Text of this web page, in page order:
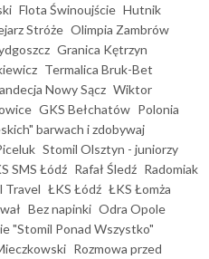
Flota Świnoujście Hutnik
Stróże Olimpia Zambrów
Granica Kętrzyn
Termalica Bruk-Bet
Nowy Sącz Wiktor
GKS Bełchatów Polonia
barwach i zdobywaj
Stomil Olsztyn - juniorzy
SMS Łódź Rafał Śledź Radomiak
Travel ŁKS Łódź ŁKS Łomża
Bez napinki Odra Opole
"Stomil Ponad Wszystko"
Rozmowa przed